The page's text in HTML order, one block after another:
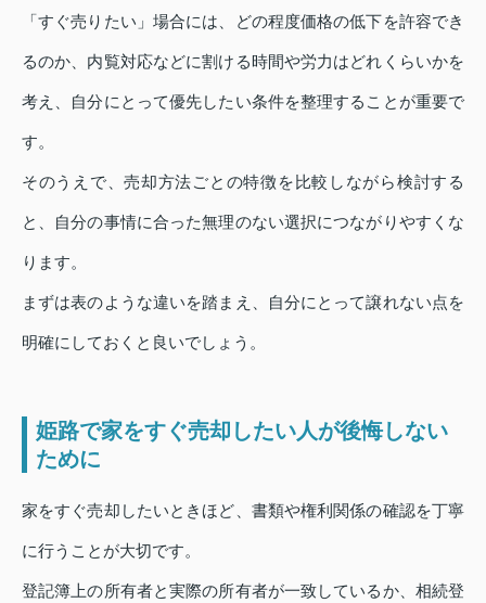
「すぐ売りたい」場合には、どの程度価格の低下を許容でき
るのか、内覧対応などに割ける時間や労力はどれくらいかを
考え、自分にとって優先したい条件を整理することが重要で
す。
そのうえで、売却方法ごとの特徴を比較しながら検討する
と、自分の事情に合った無理のない選択につながりやすくな
ります。
まずは表のような違いを踏まえ、自分にとって譲れない点を
明確にしておくと良いでしょう。
姫路で家をすぐ売却したい人が後悔しない
ために
家をすぐ売却したいときほど、書類や権利関係の確認を丁寧
に行うことが大切です。
登記簿上の所有者と実際の所有者が一致しているか、相続登